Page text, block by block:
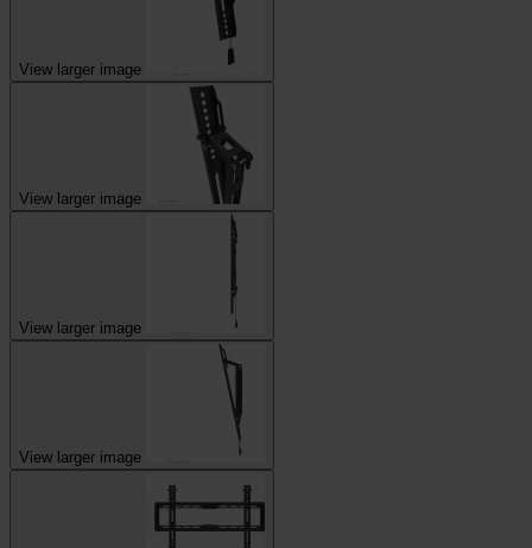
View larger image
View larger image
View larger image
View larger image